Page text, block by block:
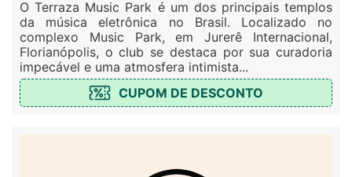
O Terraza Music Park é um dos principais templos
da música eletrônica no Brasil. Localizado no
complexo Music Park, em Jurerê Internacional,
Florianópolis, o club se destaca por sua curadoria
impecável e uma atmosfera intimista...
CUPOM DE DESCONTO